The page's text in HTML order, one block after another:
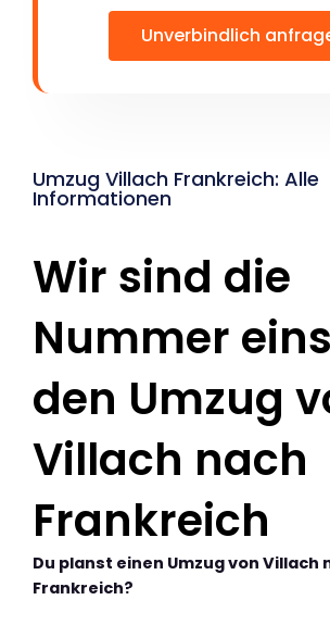
Unverbindlich
Umzug Villach Frankreich: Alle
Informationen
Wir sind die
Nummer
den Umzug
Villach nach
Frankreich
Du planst einen Umzug von Villach
Frankreich?